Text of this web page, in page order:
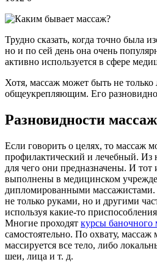
Трудно сказать, когда точно была
но и по сей день она очень
активно используется в сфере
Хотя, массаж может быть не
общеукрепляющим. Его
Разновидности
Если говорить о целях, то массаж
профилактический и лечебный. Из
для чего они предназначены. И тот
выполнены в медицинском
дипломированными
не только руками, но и другими
используя какие-то
Многие проходят курсы баночного
самостоятельно. По охвату,
массируется все тело, либо
шеи, лица и т. д.